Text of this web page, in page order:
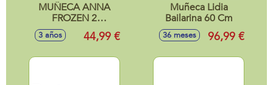
MUÑECA ANNA
FROZEN 2
VESTIDO DE VIAJE
35 CM
3 años 44,99 €
Muñeca Lidia
Bailarina 60 Cm
36 meses 96,99 €